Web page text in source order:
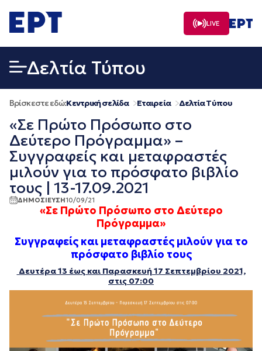
σε
περιεχόμενο
LIVE
Δελτία Τύπου
Βρίσκεστε εδώ:Κεντρική σελίδα Εταιρεία Δελτία Τύπου
«Σε Πρώτο Πρόσωπο στο
Δεύτερο Πρόγραμμα» –
Συγγραφείς και μεταφραστές
μιλούν για το πρόσφατο βιβλίο
τους | 13-17.09.2021
ΔΗΜΟΣΙΕΥΣΗ10/09/21
«Σε Πρώτο Πρόσωπο στο Δεύτερο
Πρόγραμμα»
Συγγραφείς και μεταφραστές μιλούν για το
πρόσφατο βιβλίο τους
Δευτέρα 13 έως και Παρασκευή 17 Σεπτεμβρίου 2021,
στις 07:00